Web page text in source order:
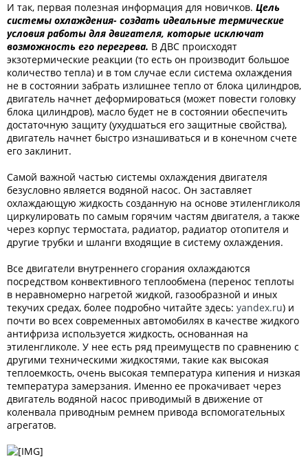
И так, первая полезная информация для новичков. Цель
системы охлаждения- создать идеальные термические
условия работы для двигателя, которые исключат
возможность его перегрева. В ДВС происходят
экзотермические реакции (то есть он производит большое
количество тепла) и в том случае если система охлаждения
не в состоянии забрать излишнее тепло от блока цилиндров,
двигатель начнет деформироваться (может повести головку
блока цилиндров), масло будет не в состоянии обеспечить
достаточную защиту (ухудшаться его защитные свойства),
двигатель начнет быстро изнашиваться и в конечном счете
его заклинит.
Самой важной частью системы охлаждения двигателя
безусловно является водяной насос. Он заставляет
охлаждающую жидкость созданную на основе этиленгликоля
циркулировать по самым горячим частям двигателя, а также
через корпус термостата, радиатор, радиатор отопителя и
другие трубки и шланги входящие в систему охлаждения.
Все двигатели внутреннего сгорания охлаждаются
посредством конвективного теплообмена (перенос теплоты
в неравномерно нагретой жидкой, газообразной и иных
текучих средах, более подробно читайте здесь: yandex.ru) и
почти во всех современных автомобилях в качестве жидкого
антифриза используется жидкость, основанная на
этиленгликоле. У нее есть ряд преимуществ по сравнению с
другими техническими жидкостями, такие как высокая
теплоемкость, очень высокая температура кипения и низкая
температура замерзания. Именно ее прокачивает через
двигатель водяной насос приводимый в движение от
коленвала приводным ремнем привода вспомогательных
агрегатов.